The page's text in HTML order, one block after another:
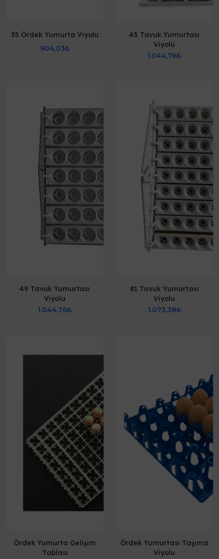
35 Ördek Yumurta Viyolu
904,03₺
45 Tavuk Yumurtası
Viyolü
1.044,76₺
49 Tavuk Yumurtası
Viyolu
1.044,76₺
81 Tavuk Yumurtası
Viyolu
1.073,38₺
Ördek Yumurta Gelişim
Tablası
Ördek Yumurtası Taşıma
Viyolu